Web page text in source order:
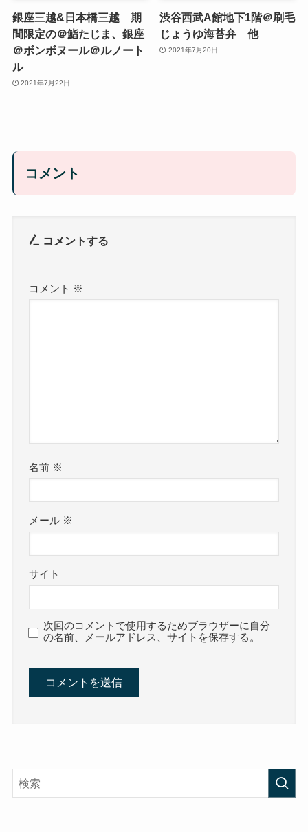
銀座三越&日本橋三越 期
間限定の＠鮨たじま、銀座
＠ボンボヌール＠ルノート
ル
2021年7月22日
渋谷西武A館地下1階＠刷毛
じょうゆ海苔弁 他
2021年7月20日
コメント
コメントする
コメント ※
名前 ※
メール ※
サイト
次回のコメントで使用するためブラウザーに自分
の名前、メールアドレス、サイトを保存する。